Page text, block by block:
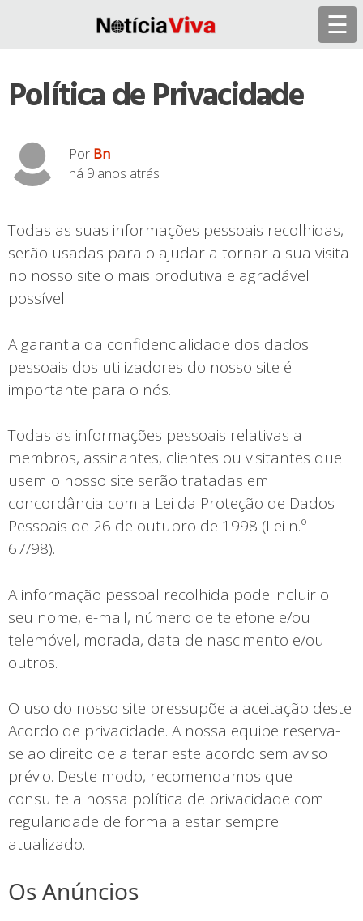
☰
Política de Privacidade
Por Bn
há 9 anos atrás
Todas as suas informações pessoais recolhidas,
serão usadas para o ajudar a tornar a sua visita
no nosso site o mais produtiva e agradável
possível.
A garantia da confidencialidade dos dados
pessoais dos utilizadores do nosso site é
importante para o nós.
Todas as informações pessoais relativas a
membros, assinantes, clientes ou visitantes que
usem o nosso site serão tratadas em
concordância com a Lei da Proteção de Dados
Pessoais de 26 de outubro de 1998 (Lei n.º
67/98).
A informação pessoal recolhida pode incluir o
seu nome, e-mail, número de telefone e/ou
telemóvel, morada, data de nascimento e/ou
outros.
O uso do nosso site pressupõe a aceitação deste
Acordo de privacidade. A nossa equipe reserva-
se ao direito de alterar este acordo sem aviso
prévio. Deste modo, recomendamos que
consulte a nossa política de privacidade com
regularidade de forma a estar sempre
atualizado.
Os Anúncios